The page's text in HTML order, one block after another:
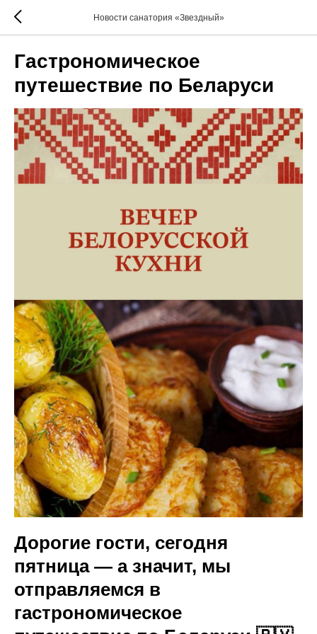
Новости санатория «Звездный»
Гастрономическое
путешествие по Беларуси
Дорогие гости, сегодня
пятница — а значит, мы
отправляемся в
гастрономическое